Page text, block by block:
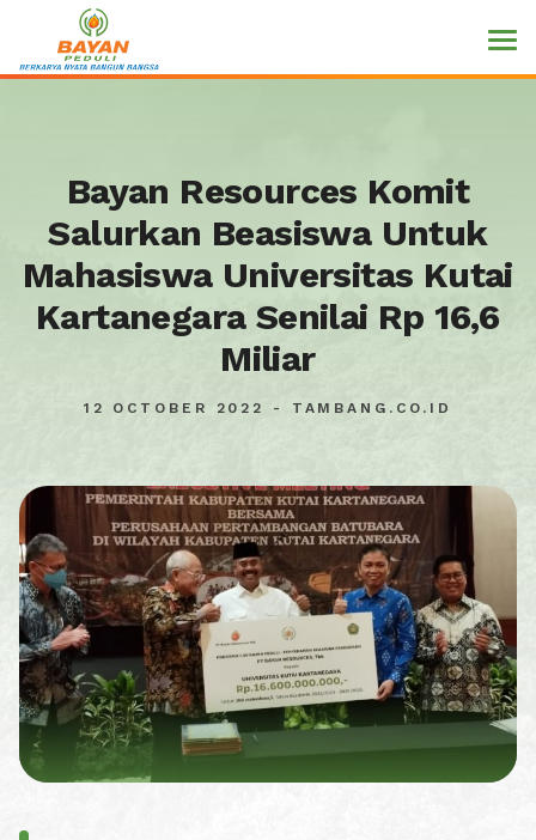
Bayan Resources Komit
Salurkan Beasiswa Untuk
Mahasiswa Universitas Kutai
Kartanegara Senilai Rp 16,6
Miliar
12 OCTOBER 2022 - TAMBANG.CO.ID